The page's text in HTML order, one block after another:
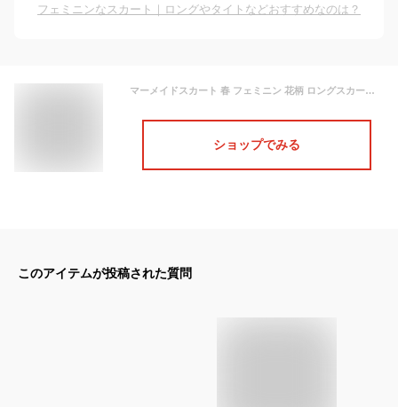
フェミニンなスカート｜ロングやタイトなどおすすめなのは？
マーメイドスカート 春 フェミニン 花柄 ロングスカート きれいめ ガーリー マーメイドスカート 上品 オフィスカジュアル 小花柄
ショップでみる
このアイテムが投稿された質問